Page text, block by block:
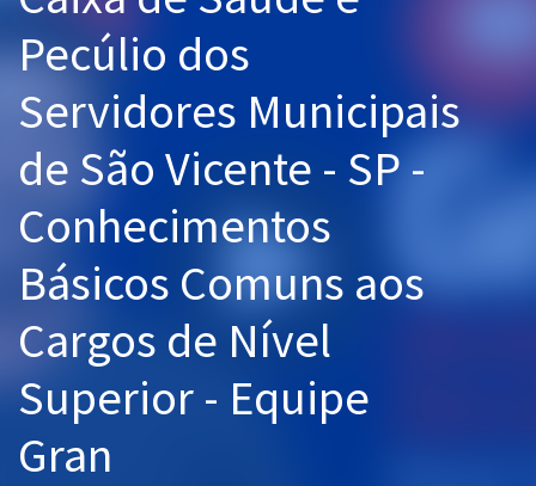
Graduação
Mentorias
Questões grátis
Conteúdo gratuito
Blog
Aprovados
Atendimento
Pecúlio dos
Servidores Municipais
de São Vicente - SP -
Conhecimentos
Básicos Comuns aos
Cargos de Nível
Superior - Equipe
Gran